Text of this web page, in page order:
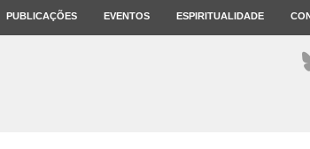
PUBLICAÇÕES EVENTOS ESPIRITUALIDADE